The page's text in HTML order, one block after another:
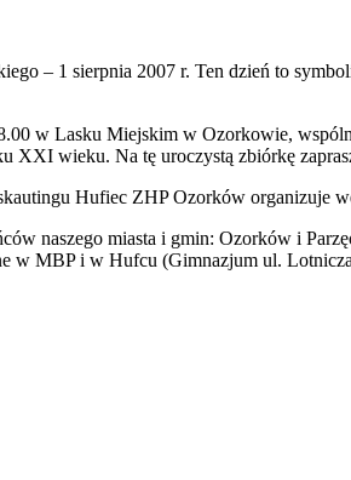
– 1 sierpnia 2007 r. Ten dzień to
w Lasku Miejskim w Ozorkowie,
XXI wieku. Na tę uroczystą zbiórkę
Hufiec ZHP Ozorków organizuje
naszego miasta i gmin: Ozorków i
w MBP i w Hufcu (Gimnazjum ul.